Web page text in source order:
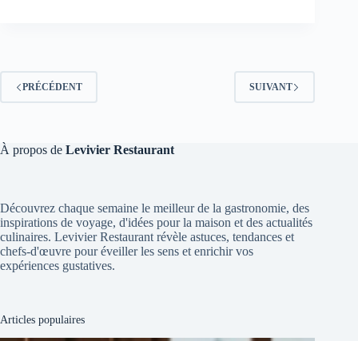
PRÉCÉDENT SUIVANT
À propos de Levivier Restaurant
Découvrez chaque semaine le meilleur de la gastronomie, des
inspirations de voyage, d'idées pour la maison et des actualités
culinaires. Levivier Restaurant révèle astuces, tendances et
chefs-d'œuvre pour éveiller les sens et enrichir vos
expériences gustatives.
Articles populaires